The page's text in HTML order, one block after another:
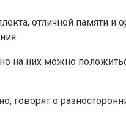
отличной памяти и
на них можно
говорят о